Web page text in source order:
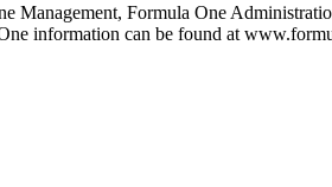
Management, Formula One
information can be found at